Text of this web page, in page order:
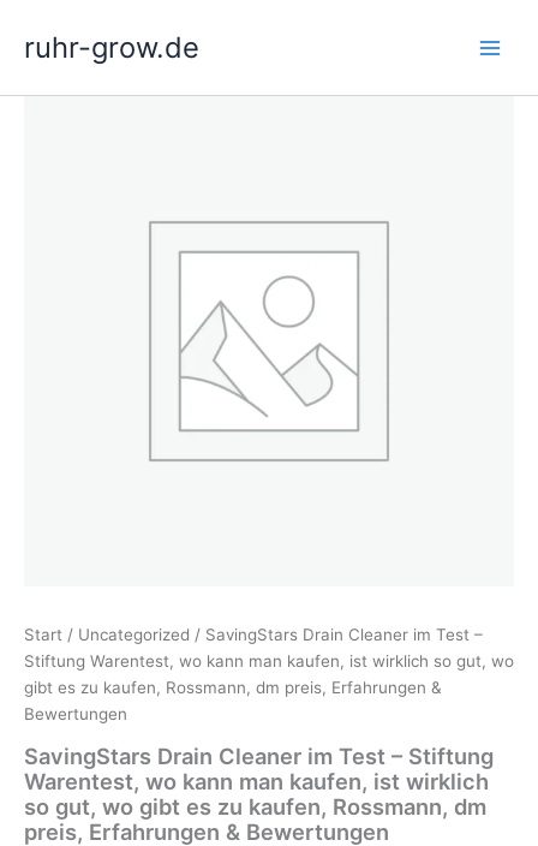
Inhaltruhr-grow.de
Start / Uncategorized / SavingStars Drain Cleaner im Test –
Stiftung Warentest, wo kann man kaufen, ist wirklich so gut, wo
gibt es zu kaufen, Rossmann, dm preis, Erfahrungen &
Bewertungen
SavingStars Drain Cleaner im Test – Stiftung
Warentest, wo kann man kaufen, ist wirklich
so gut, wo gibt es zu kaufen, Rossmann, dm
preis, Erfahrungen & Bewertungen